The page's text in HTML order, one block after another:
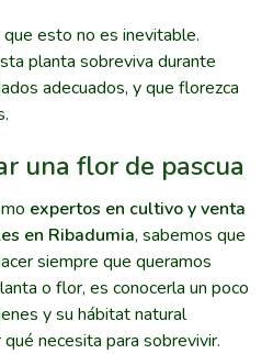
esto no es inevitable.
planta sobreviva durante
adecuados, y que florezca
una flor de pascua
expertos en cultivo y venta
en Ribadumia, sabemos que
siempre que queramos
o flor, es conocerla un poco
y su hábitat natural
necesita para sobrevivir.